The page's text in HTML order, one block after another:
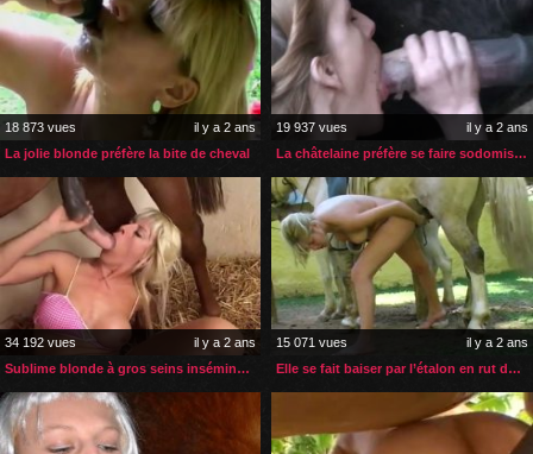
18 873 vues
il y a 2 ans
La jolie blonde préfère la bite de cheval
19 937 vues
il y a 2 ans
La châtelaine préfère se faire sodomiser par son cheval
34 192 vues
il y a 2 ans
Sublime blonde à gros seins inséminée par son cheval
15 071 vues
il y a 2 ans
Elle se fait baiser par l’étalon en rut de sa voisine